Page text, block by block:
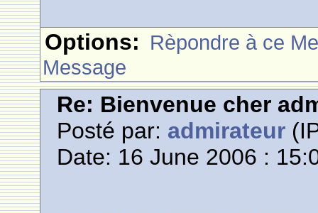
Options: Rèpondre à ce
Message
Re: Bienvenue cher
Posté par: admirateur
Date: 16 June 2006 :